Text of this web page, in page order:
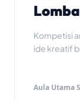
Kompetisi
ide kreatif
Aula Utama